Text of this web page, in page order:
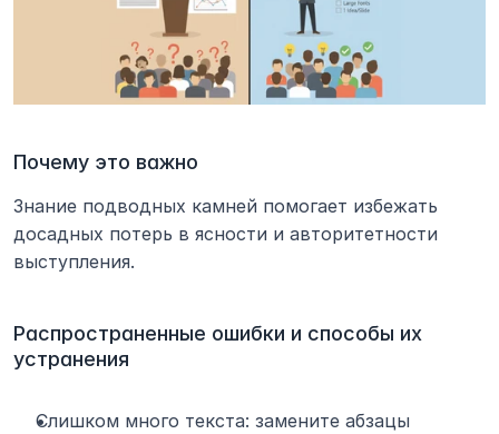
Почему это важно
Знание подводных камней помогает избежать
досадных потерь в ясности и авторитетности
выступления.
Распространенные ошибки и способы их
устранения
Слишком много текста: замените абзацы